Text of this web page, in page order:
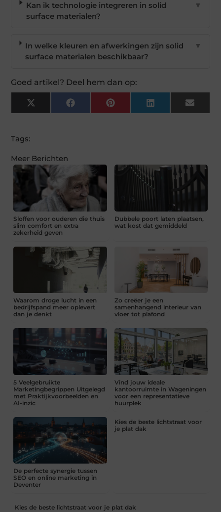
Kan ik technologie integreren in solid
surface materialen?
▼
In welke kleuren en afwerkingen zijn solid
surface materialen beschikbaar?
▼
Goed artikel? Deel hem dan op:
X
(Twitter)
FacebookPinterest LinkedIn Email
Tags:
Meer Berichten
Sloffen voor ouderen die thuis
slim comfort en extra
zekerheid geven
Dubbele poort laten plaatsen,
wat kost dat gemiddeld
Waarom droge lucht in een
bedrijfspand meer oplevert
dan je denkt
Zo creëer je een
samenhangend interieur van
vloer tot plafond
5 Veelgebruikte
Marketingbegrippen Uitgelegd
met Praktijkvoorbeelden en
AI-inzic
Vind jouw ideale
kantoorruimte in Wageningen
voor een representatieve
huurplek
De perfecte synergie tussen
SEO en online marketing in
Deventer
Kies de beste lichtstraat voor
je plat dak
Kies de beste lichtstraat voor je plat dak